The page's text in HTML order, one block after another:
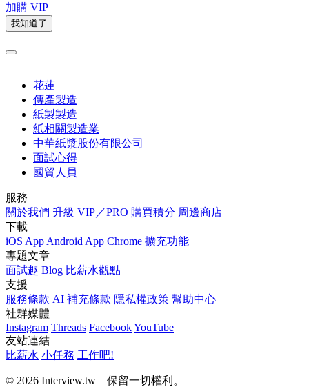
加購 VIP
我知道了
花蓮
傳產製造
紙製製造
紙相關製造業
中華紙漿股份有限公司
面試心得
國貿人員
服務
關於我們 升級 VIP／PRO 購買積分 周邊商店
下載
iOS App Android App Chrome 擴充功能
專題文章
面試趣 Blog 比薪水觀點
支援
服務條款 AI 補充條款 隱私權政策 幫助中心
社群媒體
Instagram Threads FacebookYouTube
友站連結
比薪水 小任務 工作吧!
© 2026 Interview.tw 保留一切權利。